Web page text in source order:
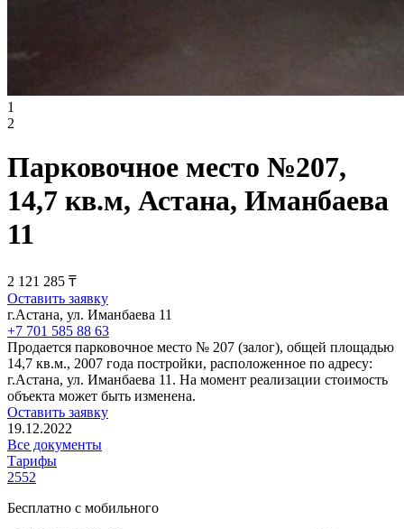
1
2
Парковочное место №207,
14,7 кв.м, Астана, Иманбаева
11
2 121 285 ₸
Оставить заявку
г.Астана, ул. Иманбаева 11
+7 701 585 88 63
Продается парковочное место № 207 (залог), общей площадью
14,7 кв.м., 2007 года постройки, расположенное по адресу:
г.Астана, ул. Иманбаева 11. На момент реализации стоимость
объекта может быть изменена.
Оставить заявку
19.12.2022
Все документы
Тарифы
2552
Бесплатно с мобильного